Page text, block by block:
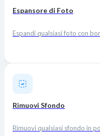
Espansore di Foto
Espandi qualsiasi foto con
Rimuovi Sfondo
Rimuovi qualsiasi sfondo in